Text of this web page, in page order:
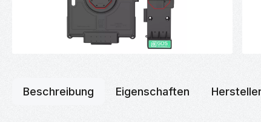
Beschreibung Eigenschaften